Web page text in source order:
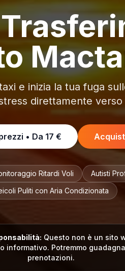
e inizia la tua fuga
direttamente
• Da 17 €
Ritardi Voli
Autisti
Puliti con Aria Condizionata
Questo non è un sito
informativo. Potremmo
prenotazioni.